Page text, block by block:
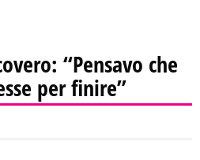
“Pensavo che
per finire”